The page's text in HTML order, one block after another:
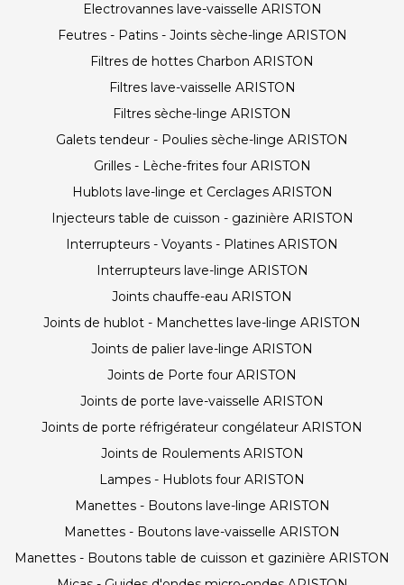
Electrovannes lave-vaisselle ARISTON
Feutres - Patins - Joints sèche-linge ARISTON
Filtres de hottes Charbon ARISTON
Filtres lave-vaisselle ARISTON
Filtres sèche-linge ARISTON
Galets tendeur - Poulies sèche-linge ARISTON
Grilles - Lèche-frites four ARISTON
Hublots lave-linge et Cerclages ARISTON
Injecteurs table de cuisson - gazinière ARISTON
Interrupteurs - Voyants - Platines ARISTON
Interrupteurs lave-linge ARISTON
Joints chauffe-eau ARISTON
Joints de hublot - Manchettes lave-linge ARISTON
Joints de palier lave-linge ARISTON
Joints de Porte four ARISTON
Joints de porte lave-vaisselle ARISTON
Joints de porte réfrigérateur congélateur ARISTON
Joints de Roulements ARISTON
Lampes - Hublots four ARISTON
Manettes - Boutons lave-linge ARISTON
Manettes - Boutons lave-vaisselle ARISTON
Manettes - Boutons table de cuisson et gazinière ARISTON